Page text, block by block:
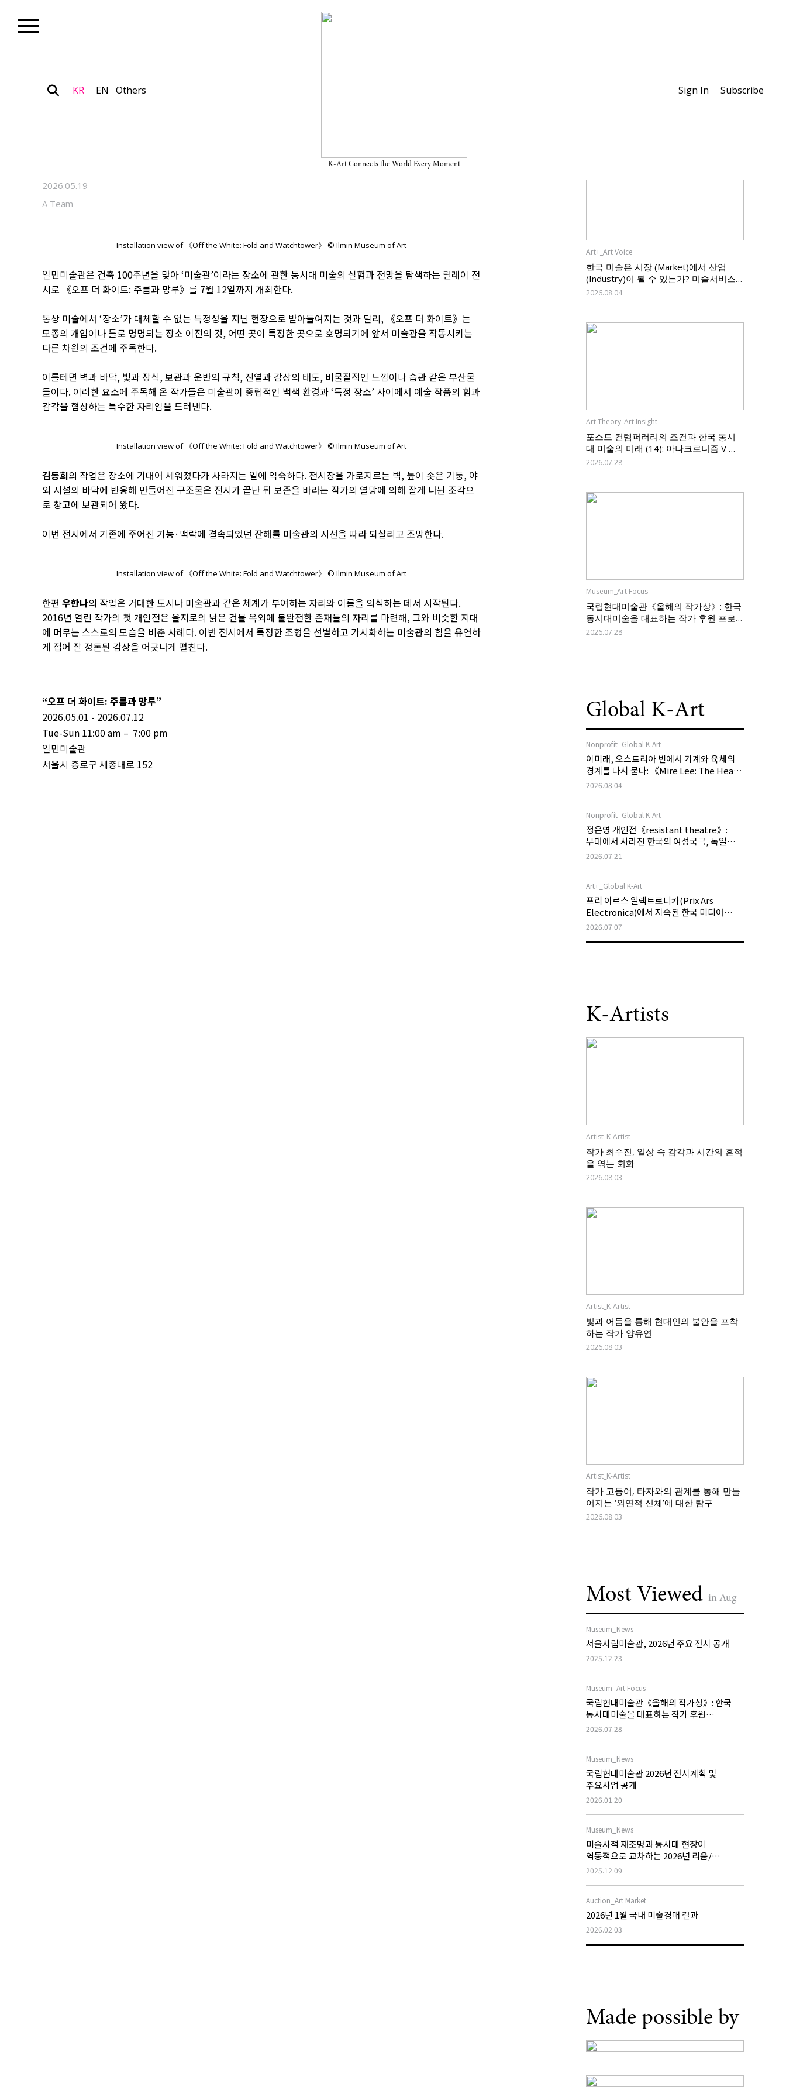
KR EN Others
K-Art Connects the World Every Moment
Sign In Subscribe
2026.05.19
A Team
Installation view of 《Off the White: Fold and Watchtower》 © Ilmin Museum of Art
일민미술관은 건축 100주년을 맞아 ‘미술관’이라는 장소에 관한 동시대 미술의 실험과 전망을 탐색하는 릴레이 전
시로 《오프 더 화이트: 주름과 망루》를 7월 12일까지 개최한다.
통상 미술에서 ‘장소’가 대체할 수 없는 특정성을 지닌 현장으로 받아들여지는 것과 달리, 《오프 더 화이트》는
모종의 개입이나 틀로 명명되는 장소 이전의 것, 어떤 곳이 특정한 곳으로 호명되기에 앞서 미술관을 작동시키는
다른 차원의 조건에 주목한다.
이를테면 벽과 바닥, 빛과 장식, 보관과 운반의 규칙, 진열과 감상의 태도, 비물질적인 느낌이나 습관 같은 부산물
들이다. 이러한 요소에 주목해 온 작가들은 미술관이 중립적인 백색 환경과 ‘특정 장소’ 사이에서 예술 작품의 힘과
감각을 협상하는 특수한 자리임을 드러낸다.
Installation view of 《Off the White: Fold and Watchtower》 © Ilmin Museum of Art
김동희의 작업은 장소에 기대어 세워졌다가 사라지는 일에 익숙하다. 전시장을 가로지르는 벽, 높이 솟은 기둥, 야
외 시설의 바닥에 반응해 만들어진 구조물은 전시가 끝난 뒤 보존을 바라는 작가의 열망에 의해 잘게 나뉜 조각으
로 창고에 보관되어 왔다.
이번 전시에서 기존에 주어진 기능·맥락에 결속되었던 잔해를 미술관의 시선을 따라 되살리고 조망한다.
Installation view of 《Off the White: Fold and Watchtower》 © Ilmin Museum of Art
한편 우한나의 작업은 거대한 도시나 미술관과 같은 체계가 부여하는 자리와 이름을 의식하는 데서 시작된다.
2016년 열린 작가의 첫 개인전은 을지로의 낡은 건물 옥외에 불완전한 존재들의 자리를 마련해, 그와 비슷한 지대
에 머무는 스스로의 모습을 비춘 사례다. 이번 전시에서 특정한 조형을 선별하고 가시화하는 미술관의 힘을 유연하
게 접어 잘 정돈된 감상을 어긋나게 펼친다.
“오프 더 화이트: 주름과 망루”
2026.05.01 - 2026.07.12
Tue-Sun 11:00 am – 7:00 pm
일민미술관
서울시 종로구 세종대로 152
Art+_Art Voice
한국 미술은 시장 (Market)에서 산업
(Industry)이 될 수 있는가? 미술서비스
업 신고제가 던지는 질문, 그리고 한국 미
2026.08.04
Art Theory_Art Insight
포스트 컨템퍼러리의 조건과 한국 동시
대 미술의 미래 (14): 아나크로니즘 V —
한국 미술은 무엇을 남기고 무엇을 바꿀
2026.07.28
Museum_Art Focus
국립현대미술관《올해의 작가상》: 한국
동시대미술을 대표하는 작가 후원 프로
그램의 역할과 과제
2026.07.28
Global K-Art
Nonprofit_Global K-Art
이미래, 오스트리아 빈에서 기계와 육체의
경계를 다시 묻다: 《Mire Lee: The Heart
of My Machine is Golden Lead》
2026.08.04
Nonprofit_Global K-Art
정은영 개인전《resistant theatre》:
무대에서 사라진 한국의 여성국극, 독일
슈투트가르트에서 새로운 저항의 무대로
2026.07.21
Art+_Global K-Art
프리 아르스 일렉트로니카(Prix Ars
Electronica)에서 지속된 한국 미디어
아트의 국제적 성과
2026.07.07
K-Artists
Artist_K-Artist
작가 최수진, 일상 속 감각과 시간의 흔적
을 엮는 회화
2026.08.03
Artist_K-Artist
빛과 어둠을 통해 현대인의 불안을 포착
하는 작가 양유연
2026.08.03
Artist_K-Artist
작가 고등어, 타자와의 관계를 통해 만들
어지는 ‘외연적 신체’에 대한 탐구
2026.08.03
Most Viewed in Aug
Museum_News
서울시립미술관, 2026년 주요 전시 공개
2025.12.23
Museum_Art Focus
국립현대미술관《올해의 작가상》: 한국
동시대미술을 대표하는 작가 후원
프로그램의 역할과 과제
2026.07.28
Museum_News
국립현대미술관 2026년 전시계획 및
주요사업 공개
2026.01.20
Museum_News
미술사적 재조명과 동시대 현장이
역동적으로 교차하는 2026년 리움/
호암미술관 전시계획
2025.12.09
Auction_Art Market
2026년 1월 국내 미술경매 결과
2026.02.03
Made possible by